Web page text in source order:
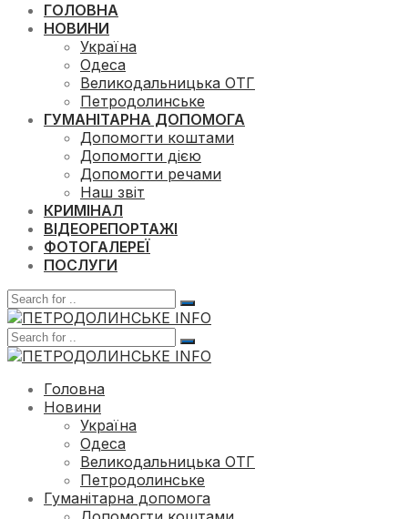
ГОЛОВНА
НОВИНИ
Україна
Одеса
Великодальницька ОТГ
Петродолинське
ГУМАНІТАРНА ДОПОМОГА
Допомогти коштами
Допомогти дією
Допомогти речами
Наш звіт
КРИМІНАЛ
ВІДЕОРЕПОРТАЖІ
ФОТОГАЛЕРЕЇ
ПОСЛУГИ
Головна
Новини
Україна
Одеса
Великодальницька ОТГ
Петродолинське
Гуманітарна допомога